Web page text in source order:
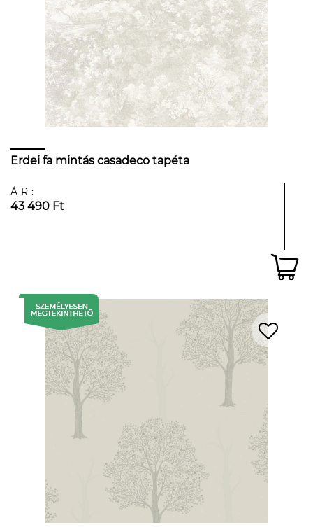
Erdei fa mintás casadeco tapéta
ÁR:
43 490 Ft